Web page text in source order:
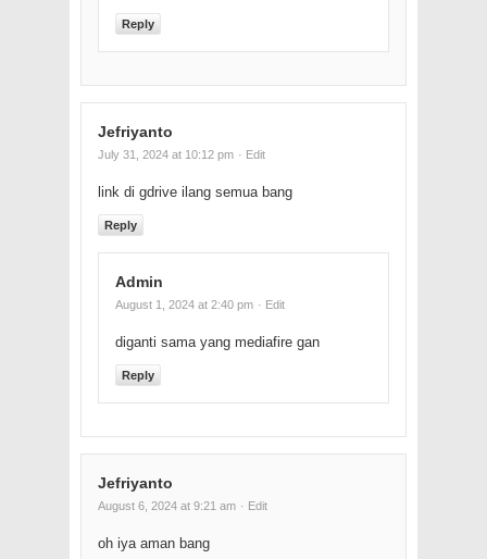
Reply
Jefriyanto
July 31, 2024 at 10:12 pm · Edit
link di gdrive ilang semua bang
Reply
Admin
August 1, 2024 at 2:40 pm · Edit
diganti sama yang mediafire gan
Reply
Jefriyanto
August 6, 2024 at 9:21 am · Edit
oh iya aman bang